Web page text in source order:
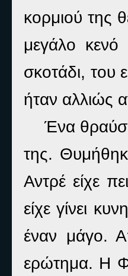
κορμιού της
μεγάλο κενό
σκοτάδι, του
ήταν αλλιώς
Ένα
της.
Αντρέ είχε
είχε γίνει
έναν μάγο.
ερώτημα. Η